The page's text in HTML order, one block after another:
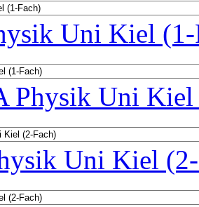
Uni Kiel
Physik Uni Kiel
Uni Kiel